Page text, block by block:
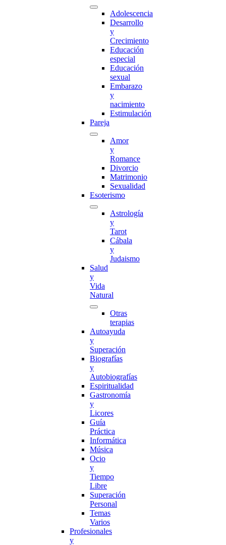
Adolescencia
Desarrollo
y
Crecimiento
Educación
especial
Educación
sexual
Embarazo
y
nacimiento
Estimulación
Pareja
Amor
y
Romance
Divorcio
Matrimonio
Sexualidad
Esoterismo
Astrología
y
Tarot
Cábala
y
Judaismo
Salud
y
Vida
Natural
Otras
terapias
Autoayuda
y
Superación
Biografías
y
Autobiografías
Espiritualidad
Gastronomía
y
Licores
Guía
Práctica
Informática
Música
Ocio
y
Tiempo
Libre
Superación
Personal
Temas
Varios
Profesionales
y